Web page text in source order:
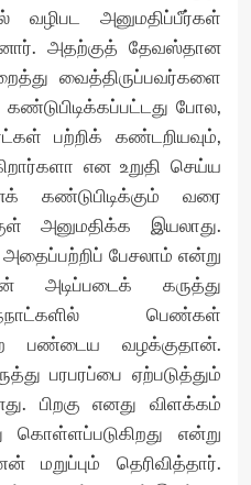
வழிபட அனுமதிப்பீர்கள்
அதற்குத் தேவஸ்தான
வைத்திருப்பவர்களை
போல,
பற்றிக் கண்டறியவும்,
என உறுதி செய்ய
கண்டுபிடிக்கும் வரை
அனுமதிக்க இயலாது.
பேசலாம் என்று
அடிப்படைக் கருத்து
பெண்கள்
பண்டைய வழக்குதான்.
பரபரப்பை ஏற்படுத்தும்
பிறகு எனது விளக்கம்
கொள்ளப்படுகிறது என்று
மறுப்பும் தெரிவித்தார்.